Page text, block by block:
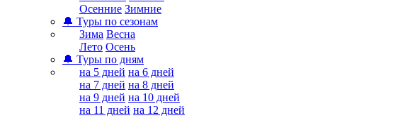
Осенние Зимние
🔔 Туры по сезонам
Зима Весна
Лето Осень
🔔 Туры по дням
на 5 дней на 6 дней
на 7 дней на 8 дней
на 9 дней на 10 дней
на 11 дней на 12 дней